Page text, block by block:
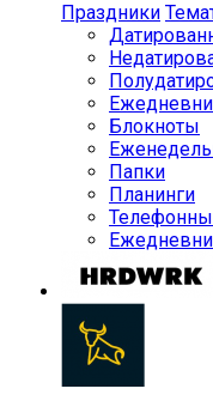
Праздники
Блокноты
Папки
Планинги